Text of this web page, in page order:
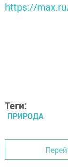
https://
Теги:
ПРИРОДА